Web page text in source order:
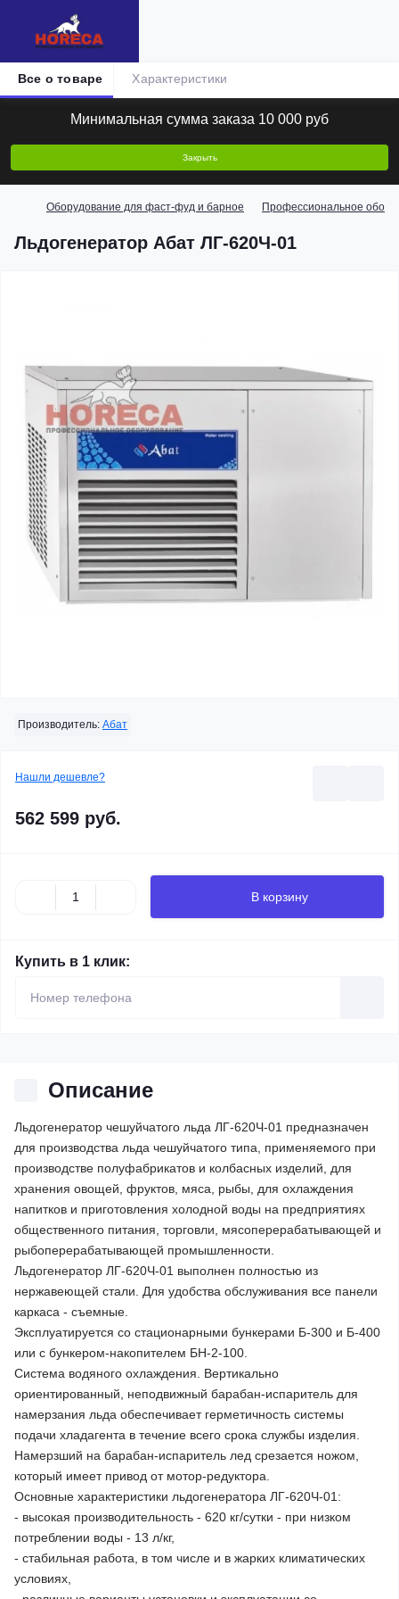
Минимальная сумма заказа 10 000 руб
Закрыть
Оборудование для фаст-фуд и барное Профессиональное
Льдогенератор Абат ЛГ-620Ч-01
Все о товаре Характеристики
Производитель: Абат
Нашли дешевле?
562 599 руб.
В корзину
Купить в 1 клик:
Описание
Льдогенератор чешуйчатого льда ЛГ-620Ч-01 предназначен
для производства льда чешуйчатого типа, применяемого при
производстве полуфабрикатов и колбасных изделий, для
хранения овощей, фруктов, мяса, рыбы, для охлаждения
напитков и приготовления холодной воды на предприятиях
общественного питания, торговли, мясоперерабатывающей и
рыбоперерабатывающей промышленности.
Льдогенератор ЛГ-620Ч-01 выполнен полностью из
нержавеющей стали. Для удобства обслуживания все панели
каркаса - съемные.
Эксплуатируется со стационарными бункерами Б-300 и Б-400
или с бункером-накопителем БН-2-100.
Система водяного охлаждения. Вертикально
ориентированный, неподвижный барабан-испаритель для
намерзания льда обеспечивает герметичность системы
подачи хладагента в течение всего срока службы изделия.
Намерзший на барабан-испаритель лед срезается ножом,
который имеет привод от мотор-редуктора.
Основные характеристики льдогенератора ЛГ-620Ч-01:
- высокая производительность - 620 кг/сутки - при низком
потреблении воды - 13 л/кг,
- стабильная работа, в том числе и в жарких климатических
условиях,